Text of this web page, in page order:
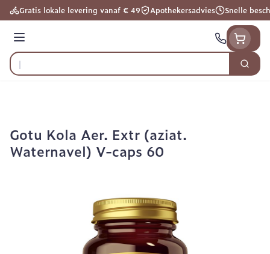
Ga naar de inhoud
Gratis lokale levering vanaf € 49 Apothekersadvies Snelle
Menu
Product, merk, categorie...
Zoek
Gotu Kola Aer. Extr (aziat.
Waternavel) V-caps 60